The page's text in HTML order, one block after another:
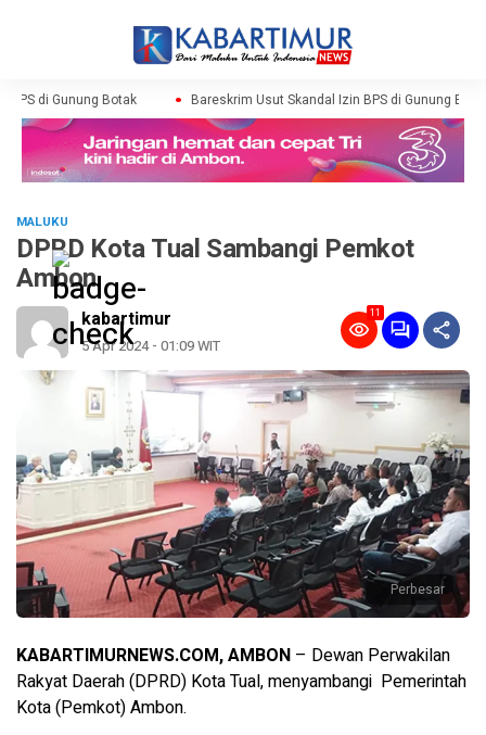
di Gunung Botak Bareskrim Usut Skandal Izin BPS di Gunung Botak
MALUKU
DPRD Kota Tual Sambangi Pemkot
Ambon
kabartimur
5 Apr 2024 - 01:09 WIT
11
Perbesar
KABARTIMURNEWS.COM, AMBON – Dewan Perwakilan
Rakyat Daerah (DPRD) Kota Tual, menyambangi Pemerintah
Kota (Pemkot) Ambon.